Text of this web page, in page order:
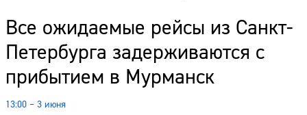
Все ожидаемые рейсы из Санкт-
Петербурга задерживаются с
прибытием в Мурманск
13:00 – 3 июня
Наши гости
Фоторепортажи
Погода